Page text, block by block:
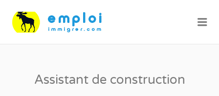
Assistant de construction